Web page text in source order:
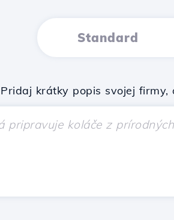
Standard
krátky popis svojej firmy,